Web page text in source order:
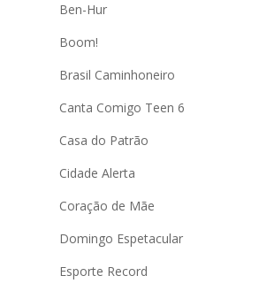
Ben-Hur
Boom!
Brasil Caminhoneiro
Canta Comigo Teen 6
Casa do Patrão
Cidade Alerta
Coração de Mãe
Domingo Espetacular
Esporte Record